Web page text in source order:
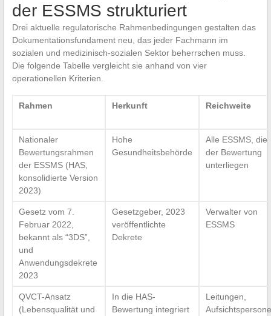
der ESSMS strukturiert
Drei aktuelle regulatorische Rahmenbedingungen gestalten das
Dokumentationsfundament neu, das jeder Fachmann im
sozialen und medizinisch-sozialen Sektor beherrschen muss.
Die folgende Tabelle vergleicht sie anhand von vier
operationellen Kriterien.
Rahmen Herkunft Reichweite
Nationaler
Bewertungsrahmen
der ESSMS (HAS,
konsolidierte Version
2023)
Hohe
Gesundheitsbehörde
Alle ESSMS, die
der Bewertung
unterliegen
Gesetz vom 7.
Februar 2022,
bekannt als “3DS”,
und
Anwendungsdekrete
2023
Gesetzgeber, 2023
veröffentlichte
Dekrete
Verwalter von
ESSMS
QVCT-Ansatz
(Lebensqualität und
In die HAS-
Bewertung integriert
Leitungen,